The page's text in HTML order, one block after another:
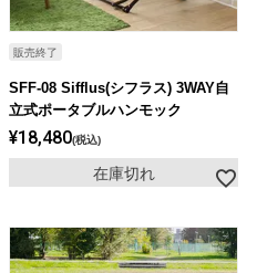
販売終了
SFF-08 Sifflus(シフラス) 3WAY自
立式ポータブルハンモック
¥18,480 税込
在庫切れ